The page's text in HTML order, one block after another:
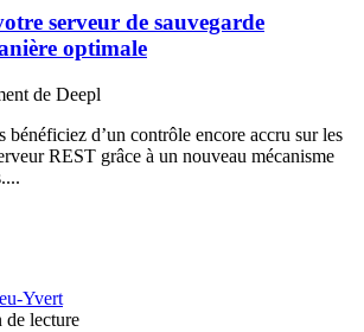
serveur de sauvegarde
optimale
de Deepl
d’un contrôle encore accru sur les
REST grâce à un nouveau mécanisme
Yvert
de lecture